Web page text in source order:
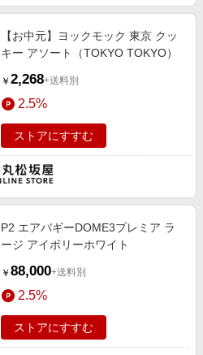
【お中元】ヨックモック 東京 クッ
キー アソート（TOKYO TOKYO）
￥ 2,268+送料別
2.5%
ストアにすすむ
P2 エアバギーDOME3プレミア ラ
ージ アイボリーホワイト
￥ 88,000+送料別
2.5%
ストアにすすむ